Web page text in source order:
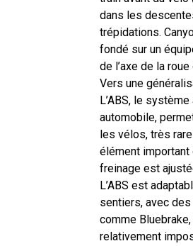
dans les
trépidations.
fondé sur un
de l’axe de la
Vers une
L’ABS, le
automobile,
les vélos, très
élément
freinage est
L’ABS est
sentiers, avec
comme
relativement